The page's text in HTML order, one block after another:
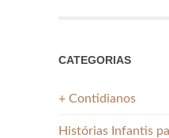
CATEGORIAS
+ Contidianos
Histórias Infantis